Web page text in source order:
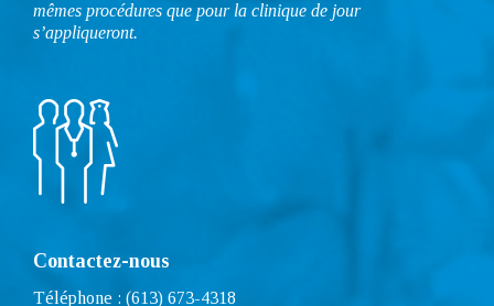
mêmes procédures que pour la clinique de jour
s’appliqueront.
Contactez-nous
Téléphone : (613) 673-4318